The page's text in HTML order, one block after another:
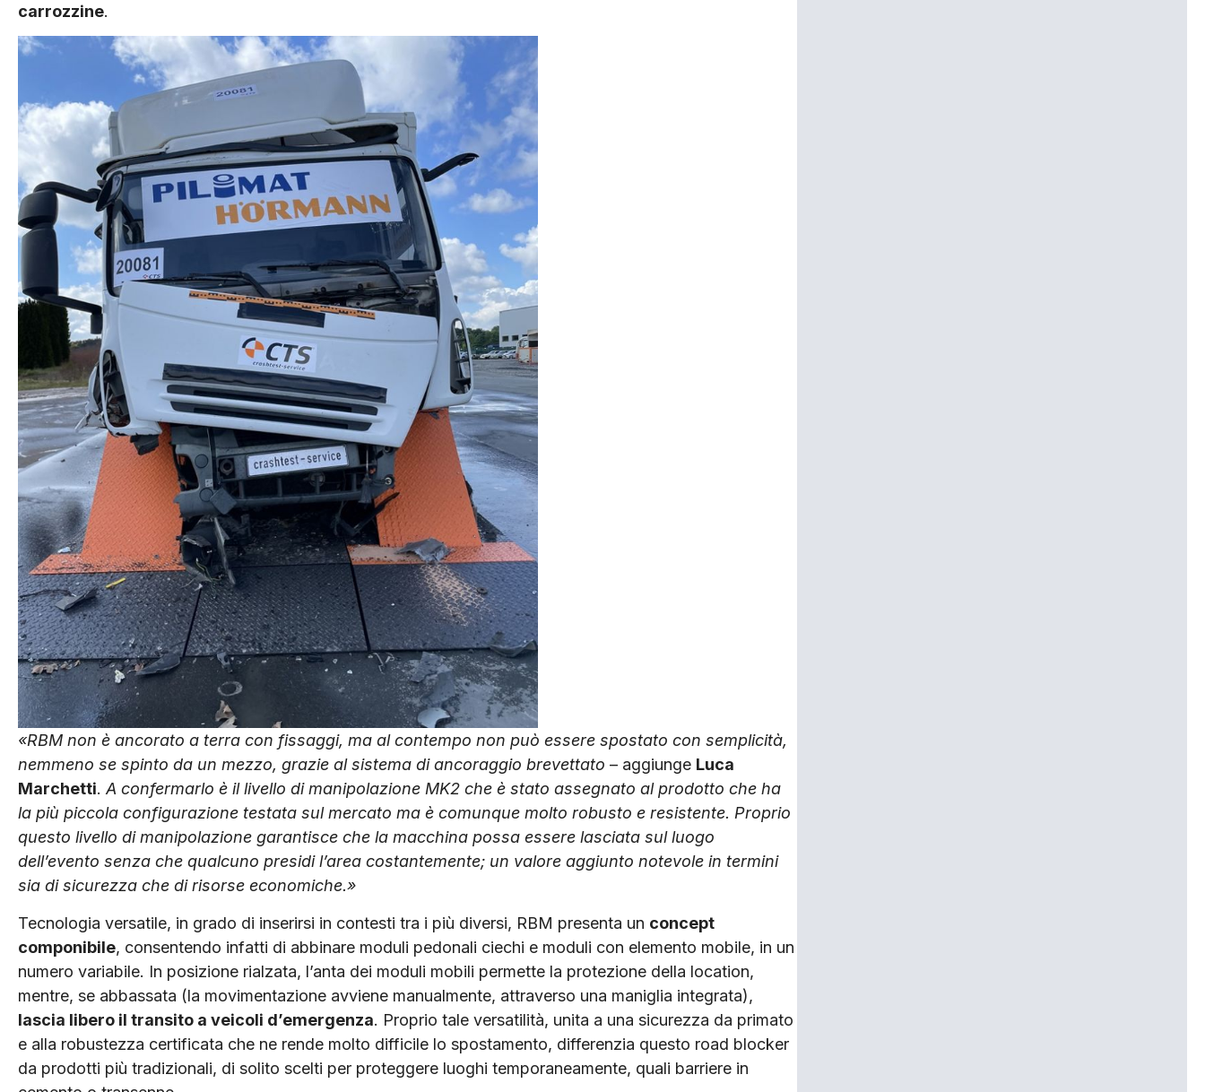
carrozzine.
«RBM non è ancorato a terra con fissaggi, ma al contempo non può essere spostato con semplicità,
nemmeno se spinto da un mezzo, grazie al sistema di ancoraggio brevettato – aggiunge Luca
Marchetti.A confermarlo è il livello di manipolazione MK2 che è stato assegnato al prodotto che ha
la più piccola configurazione testata sul mercato ma è comunque molto robusto e resistente. Proprio
questo livello di manipolazione garantisce che la macchina possa essere lasciata sul luogo
dell’evento senza che qualcuno presidi l’area costantemente; un valore aggiunto notevole in termini
sia di sicurezza che di risorse economiche.»
Tecnologia versatile, in grado di inserirsi in contesti tra i più diversi, RBM presenta un concept
componibile, consentendo infatti di abbinare moduli pedonali ciechi e moduli con elemento mobile, in un
numero variabile. In posizione rialzata, l’anta dei moduli mobili permette la protezione della location,
mentre, se abbassata (la movimentazione avviene manualmente, attraverso una maniglia integrata),
lascia libero il transito a veicoli d’emergenza. Proprio tale versatilità, unita a una sicurezza da primato
e alla robustezza certificata che ne rende molto difficile lo spostamento, differenzia questo road blocker
da prodotti più tradizionali, di solito scelti per proteggere luoghi temporaneamente, quali barriere in